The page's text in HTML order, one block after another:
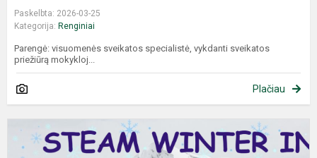
Paskelbta: 2026-03-25
Kategorija: Renginiai
Parengė: visuomenės sveikatos specialistė, vykdanti sveikatos
priežiūrą mokykloj...
Plačiau